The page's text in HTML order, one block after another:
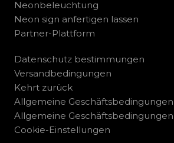
Neonbeleuchtung
Neon sign anfertigen lassen
Partner-Plattform
Datenschutz bestimmungen
Versandbedingungen
Kehrt zurück
Allgemeine Geschäftsbedingungen
Allgemeine
Cookie-Einstellungen